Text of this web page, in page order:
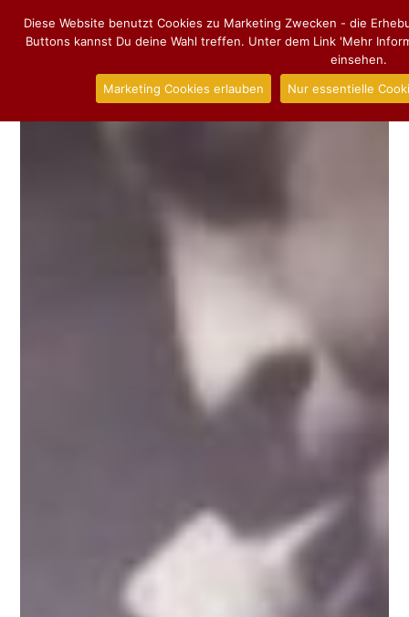
Diese Website benutzt Cookies zu Marketing Zwecken - die
Buttons kannst Du deine Wahl treffen. Unter dem Link 'Mehr
einsehen.
Marketing Cookies erlauben
Nur essentielle